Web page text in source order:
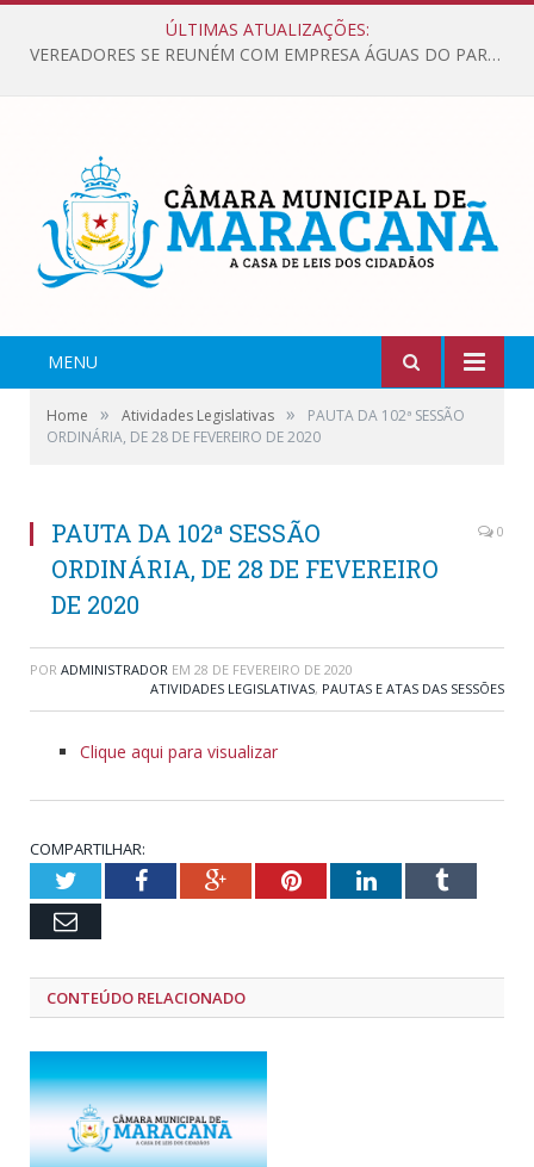
ÚLTIMAS ATUALIZAÇÕES:
VEREADORES SE REUNÉM COM EMPRESA ÁGUAS DO PARÁ, PARA APRESENTAR REIVINDICAÇÕES E MELHORIAS NA QUALIDADE DOS SERVIÇOS OFERECIDOS Á POPULAÇÃO.
MENU
Home » Atividades Legislativas »
PAUTA DA 102ª SESSÃO
ORDINÁRIA, DE 28 DE FEVEREIRO DE 2020
PAUTA DA 102ª SESSÃO
ORDINÁRIA, DE 28 DE FEVEREIRO
DE 2020
0
POR ADMINISTRADOR EM 28 DE FEVEREIRO DE 2020
ATIVIDADES LEGISLATIVAS, PAUTAS E ATAS DAS SESSÕES
Clique aqui para visualizar
COMPARTILHAR:
TwitterFacebookGoogle+PinterestLinkedInTumblr
Email
CONTEÚDO RELACIONADO